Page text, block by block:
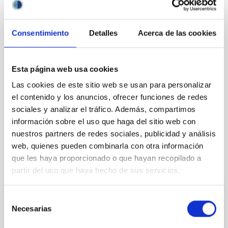
Consentimiento Detalles Acerca de las cookies
Esta página web usa cookies
Las cookies de este sitio web se usan para personalizar
el contenido y los anuncios, ofrecer funciones de redes
sociales y analizar el tráfico. Además, compartimos
información sobre el uso que haga del sitio web con
nuestros partners de redes sociales, publicidad y análisis
web, quienes pueden combinarla con otra información
que les haya proporcionado o que hayan recopilado a
partir del uso que haya hecho de sus servicios.
Necesarias
Público general Medios de comunicación
Otras noticias relacionadas